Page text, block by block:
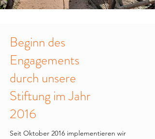
Beginn des
Engagements
durch unsere
Stiftung im Jahr
2016
Seit Oktober 2016 implementieren wir